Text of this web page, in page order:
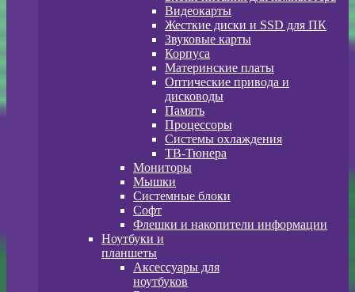
Видеокарты
Жесткие диски и SSD для ПК
Звуковые карты
Корпуса
Материнские платы
Оптические привода и
дисководы
Память
Процессоры
Системы охлаждения
ТВ-Тюнера
Мониторы
Мышки
Системные блоки
Софт
Флешки и накопители информации
Ноутбуки и
планшеты
Аксессуары для
ноутбуков